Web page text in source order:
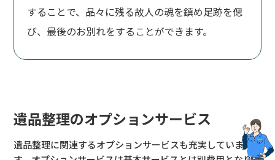
することで、品々に残る故人の魂を鎮め足跡を偲
び、最後のお別れをすることができます。
遺品整理のオプションサービス
遺品整理に関連するオプションサービスも充実していま